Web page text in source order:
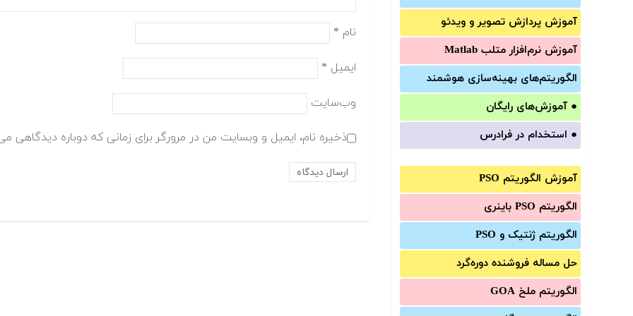
آموزش‌ پردازش تصویر و ویدئو
آموزش‌ نرم‌افزار متلب Matlab
الگوریتم‌های بهینه‌سازی هوشمند
● آموزش‌های رایگان
● استخدام در فرادرس
آموزش الگوریتم PSO
الگوریتم PSO باینری
الگوریتم ژنتیک و PSO
حل مساله فروشنده دوره‌گرد
الگوریتم ملخ GOA
نام *
ایمیل *
وب‌سایت
ذخیره نام، ایمیل و وبسایت من در مرورگر برای زمانی که دوباره دیدگاهی